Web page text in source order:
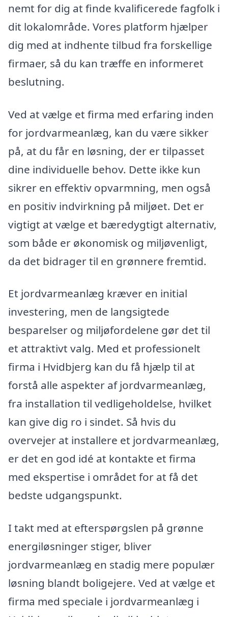
nemt for dig at finde kvalificerede fagfolk i
dit lokalområde. Vores platform hjælper
dig med at indhente tilbud fra forskellige
firmaer, så du kan træffe en informeret
beslutning.
Ved at vælge et firma med erfaring inden
for jordvarmeanlæg, kan du være sikker
på, at du får en løsning, der er tilpasset
dine individuelle behov. Dette ikke kun
sikrer en effektiv opvarmning, men også
en positiv indvirkning på miljøet. Det er
vigtigt at vælge et bæredygtigt alternativ,
som både er økonomisk og miljøvenligt,
da det bidrager til en grønnere fremtid.
Et jordvarmeanlæg kræver en initial
investering, men de langsigtede
besparelser og miljøfordelene gør det til
et attraktivt valg. Med et professionelt
firma i Hvidbjerg kan du få hjælp til at
forstå alle aspekter af jordvarmeanlæg,
fra installation til vedligeholdelse, hvilket
kan give dig ro i sindet. Så hvis du
overvejer at installere et jordvarmeanlæg,
er det en god idé at kontakte et firma
med ekspertise i området for at få det
bedste udgangspunkt.
I takt med at efterspørgslen på grønne
energiløsninger stiger, bliver
jordvarmeanlæg en stadig mere populær
løsning blandt boligejere. Ved at vælge et
firma med speciale i jordvarmeanlæg i